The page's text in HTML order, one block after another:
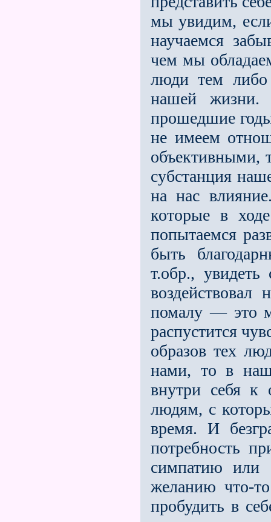
мы увидим,
научаемся
чем мы
люди тем
нашей жизни.
прошедшие
не имеем
объекти­вными,
субстанция
на нас
которые в
попытаемся
быть
т.обр.,
помалу — это
распустится
образов тех
нами, то в
внутри себя
людям, с
время. И
потребность
симпатию или
желанию что-
пробудить в